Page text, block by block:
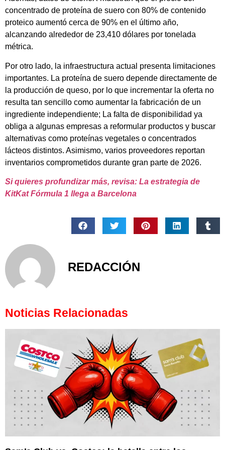
concentrado de proteína de suero con 80% de contenido
proteico aumentó cerca de 90% en el último año,
alcanzando alrededor de 23,410 dólares por tonelada
métrica.
Por otro lado, la infraestructura actual presenta limitaciones
importantes. La proteína de suero depende directamente de
la producción de queso, por lo que incrementar la oferta no
resulta tan sencillo como aumentar la fabricación de un
ingrediente independiente; La falta de disponibilidad ya
obliga a algunas empresas a reformular productos y buscar
alternativas como proteínas vegetales o concentrados
lácteos distintos. Asimismo, varios proveedores reportan
inventarios comprometidos durante gran parte de 2026.
Si quieres profundizar más, revisa: La estrategia de
KitKat Fórmula 1 llega a Barcelona
REDACCIÓN
Noticias Relacionadas